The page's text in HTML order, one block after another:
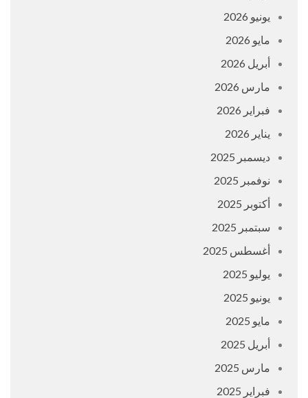
يونيو 2026
مايو 2026
أبريل 2026
مارس 2026
فبراير 2026
يناير 2026
ديسمبر 2025
نوفمبر 2025
أكتوبر 2025
سبتمبر 2025
أغسطس 2025
يوليو 2025
يونيو 2025
مايو 2025
أبريل 2025
مارس 2025
فبراير 2025